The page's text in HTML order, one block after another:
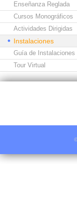
Enseñanza Reglada
Cursos Monográficos
Actividades Dirigidas
Instalaciones
Guía de Instalaciones
Tour Virtual